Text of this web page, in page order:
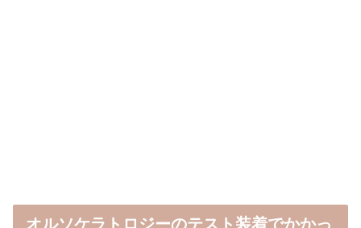
オルソケラトロジーのテスト装着でかかっ